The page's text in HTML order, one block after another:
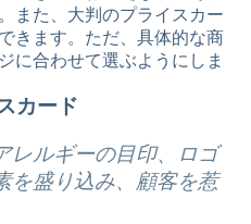
また、大判のプライスカー
きます。ただ、具体的な商
に合わせて選ぶようにしま
カード
レルギーの目印、ロゴ
を盛り込み、顧客を惹